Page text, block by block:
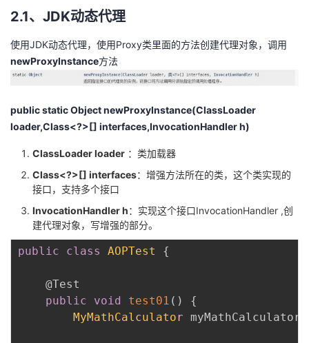
2.1、JDK动态代理
使用JDK动态代理，使用Proxy类里面的方法创建代理对象，调用
newProxyInstance方法
public static Object newProxyInstance(ClassLoader
loader,Class<?>[] interfaces,InvocationHandler h)
ClassLoader loader ：类加载器
Class<?>[] interfaces：增强方法所在的类，这个类实现的
接口，支持多个接口
InvocationHandler h：实现这个接口InvocationHandler ,创
建代理对象，写增强的部分。
public class AOPTest {
@Test
public
void test01 ( )
{
MyMathCalculator myMathCalculator